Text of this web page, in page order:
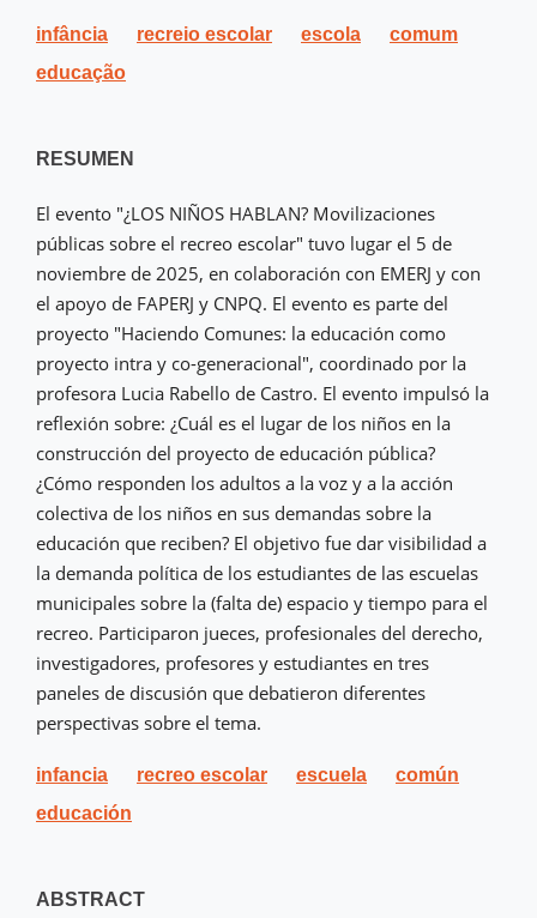
infância recreio escolar escola
comum
educação
RESUMEN
El evento "¿LOS NIÑOS HABLAN? Movilizaciones
públicas sobre el recreo escolar" tuvo lugar el 5 de
noviembre de 2025, en colaboración con EMERJ y con
el apoyo de FAPERJ y CNPQ. El evento es parte del
proyecto "Haciendo Comunes: la educación como
proyecto intra y co-generacional", coordinado por la
profesora Lucia Rabello de Castro. El evento impulsó la
reflexión sobre: ¿Cuál es el lugar de los niños en la
construcción del proyecto de educación pública?
¿Cómo responden los adultos a la voz y a la acción
colectiva de los niños en sus demandas sobre la
educación que reciben? El objetivo fue dar visibilidad a
la demanda política de los estudiantes de las escuelas
municipales sobre la (falta de) espacio y tiempo para el
recreo. Participaron jueces, profesionales del derecho,
investigadores, profesores y estudiantes en tres
paneles de discusión que debatieron diferentes
perspectivas sobre el tema.
infancia recreo escolar escuela
común
educación
ABSTRACT